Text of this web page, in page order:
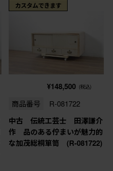
カスタムできます
¥148,500 (税込)
商品番号 R-081722
中古 伝統工芸士 田澤謙介
作 品のある佇まいが魅力的
な加茂総桐箪笥 (R-081722)